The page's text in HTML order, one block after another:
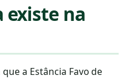
na
a Estância Favo de